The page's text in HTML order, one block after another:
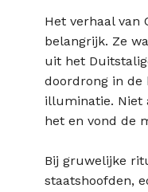
Het verhaal van
belangrijk. Ze
uit het
doordrong in de
illuminatie. Niet
het en vond de
Bij gruwelijke
staatshoofden,